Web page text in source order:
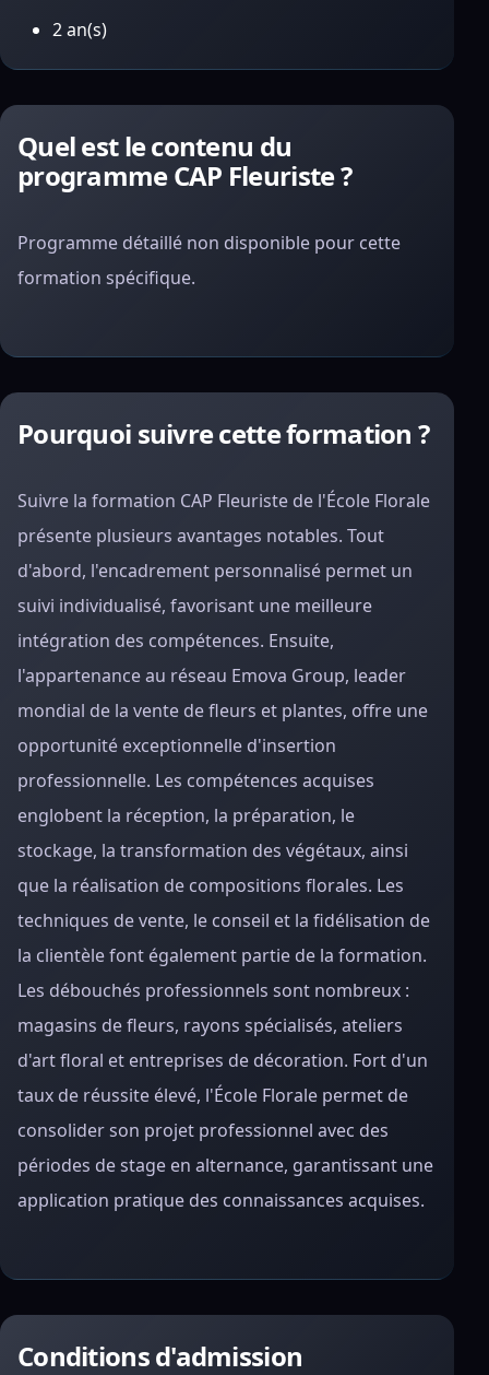
2 an(s)
Quel est le contenu du
programme CAP Fleuriste ?
Programme détaillé non disponible pour cette
formation spécifique.
Pourquoi suivre cette formation ?
Suivre la formation CAP Fleuriste de l'École Florale
présente plusieurs avantages notables. Tout
d'abord, l'encadrement personnalisé permet un
suivi individualisé, favorisant une meilleure
intégration des compétences. Ensuite,
l'appartenance au réseau Emova Group, leader
mondial de la vente de fleurs et plantes, offre une
opportunité exceptionnelle d'insertion
professionnelle. Les compétences acquises
englobent la réception, la préparation, le
stockage, la transformation des végétaux, ainsi
que la réalisation de compositions florales. Les
techniques de vente, le conseil et la fidélisation de
la clientèle font également partie de la formation.
Les débouchés professionnels sont nombreux :
magasins de fleurs, rayons spécialisés, ateliers
d'art floral et entreprises de décoration. Fort d'un
taux de réussite élevé, l'École Florale permet de
consolider son projet professionnel avec des
périodes de stage en alternance, garantissant une
application pratique des connaissances acquises.
Conditions d'admission